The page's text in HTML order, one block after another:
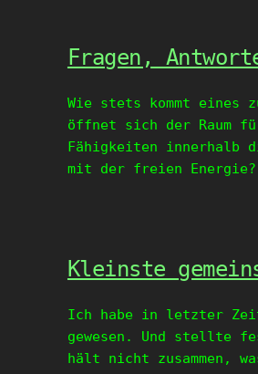
Fragen,
Wie stets kommt eines
öffnet sich der Raum
Fähigkeiten innerhalb
mit der freien
Kleinste
Ich habe in letzter Zeit
gewesen. Und stellte
hält nicht zusammen,